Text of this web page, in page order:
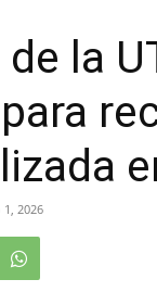
la
2026